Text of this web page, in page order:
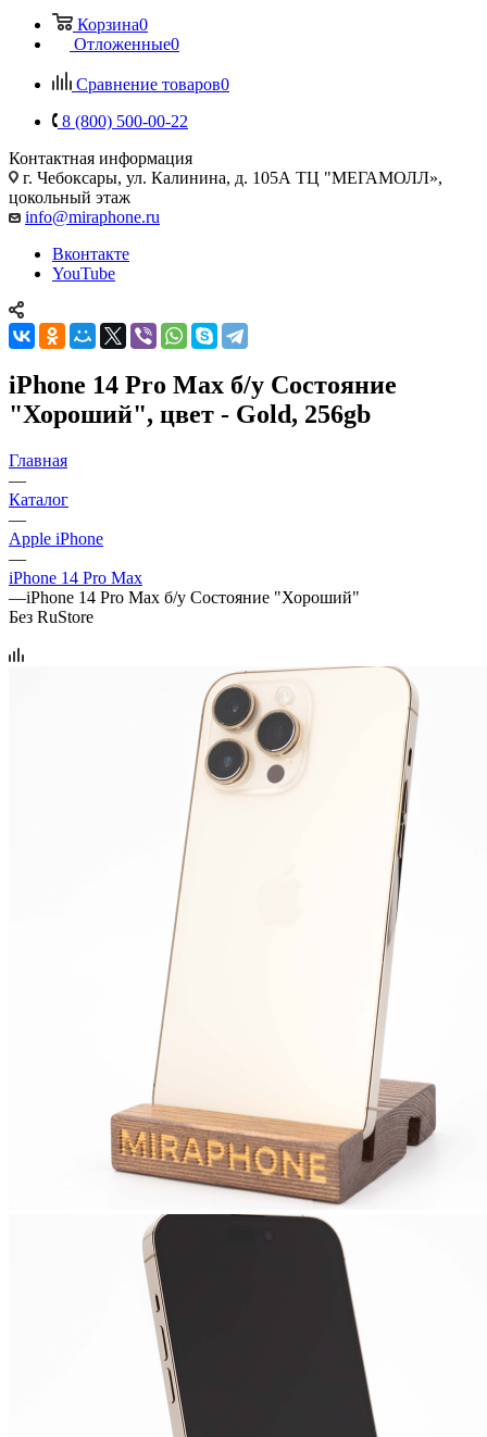
Корзина0
Отложенные0
Сравнение товаров0
8 (800) 500-00-22
Контактная информация
г. Чебоксары, ул. Калинина, д. 105А ТЦ "МЕГАМОЛЛ»,
цокольный этаж
info@miraphone.ru
Вконтакте
YouTube
iPhone 14 Pro Max б/у Состояние
"Хороший", цвет - Gold, 256gb
Главная
—
Каталог
—
Apple iPhone
—
iPhone 14 Pro Max
—iPhone 14 Pro Max б/у Состояние "Хороший"
Без RuStore